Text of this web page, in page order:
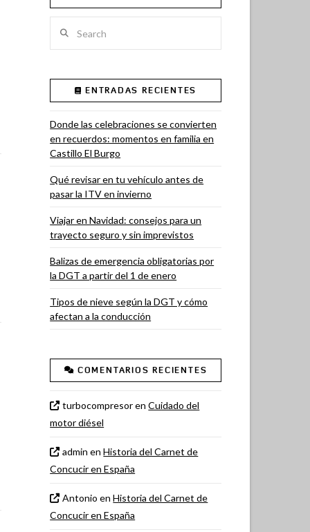
ENTRADAS RECIENTES
Donde las celebraciones se convierten
en recuerdos: momentos en familia en
Castillo El Burgo
Qué revisar en tu vehículo antes de
pasar la ITV en invierno
Viajar en Navidad: consejos para un
trayecto seguro y sin imprevistos
Balizas de emergencia obligatorias por
la DGT a partir del 1 de enero
Tipos de nieve según la DGT y cómo
afectan a la conducción
COMENTARIOS RECIENTES
turbocompresorenCuidado del
motor diésel
admin enHistoria del Carnet de
Concucir en España
Antonio enHistoria del Carnet de
Concucir en España